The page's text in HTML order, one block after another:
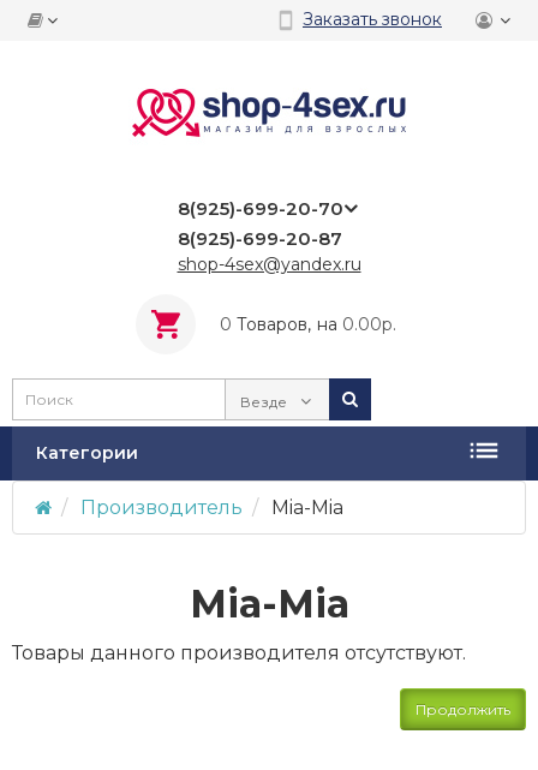
Заказать звонок
8(925)-699-20-70
8(925)-699-20-87
shop-4sex@yandex.ru
0 Tоваров, на 0.00р.
Везде
Категории
Производитель Mia-Mia
Mia-Mia
Товары данного производителя отсутствуют.
Продолжить